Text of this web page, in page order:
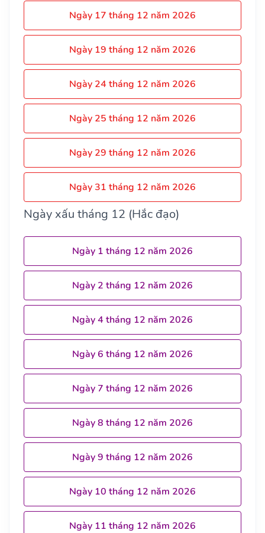
Ngày 17 tháng 12 năm 2026
Ngày 19 tháng 12 năm 2026
Ngày 24 tháng 12 năm 2026
Ngày 25 tháng 12 năm 2026
Ngày 29 tháng 12 năm 2026
Ngày 31 tháng 12 năm 2026
Ngày xấu tháng 12 (Hắc đạo)
Ngày 1 tháng 12 năm 2026
Ngày 2 tháng 12 năm 2026
Ngày 4 tháng 12 năm 2026
Ngày 6 tháng 12 năm 2026
Ngày 7 tháng 12 năm 2026
Ngày 8 tháng 12 năm 2026
Ngày 9 tháng 12 năm 2026
Ngày 10 tháng 12 năm 2026
Ngày 11 tháng 12 năm 2026